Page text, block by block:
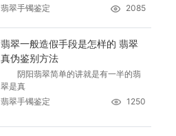
翡翠手镯鉴定 2085
翡翠一般造假手段是怎样的 翡翠
真伪鉴别方法
阴阳翡翠简单的讲就是有一半的翡
翠是真
翡翠手镯鉴定
1250